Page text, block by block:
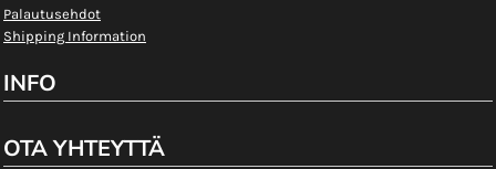
Palautusehdot
Shipping Information
INFO
OTA YHTEYTTÄ